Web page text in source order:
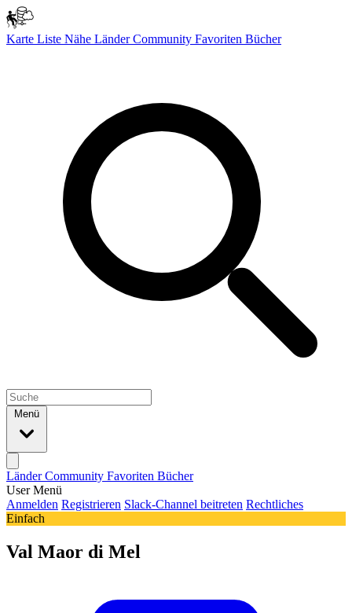
Karte Liste Nähe LänderCommunity Favoriten Bücher
Menü
LänderCommunity Favoriten Bücher
User Menü
Anmelden Registrieren Slack-Channel beitreten Rechtliches
Einfach
Val Maor di Mel